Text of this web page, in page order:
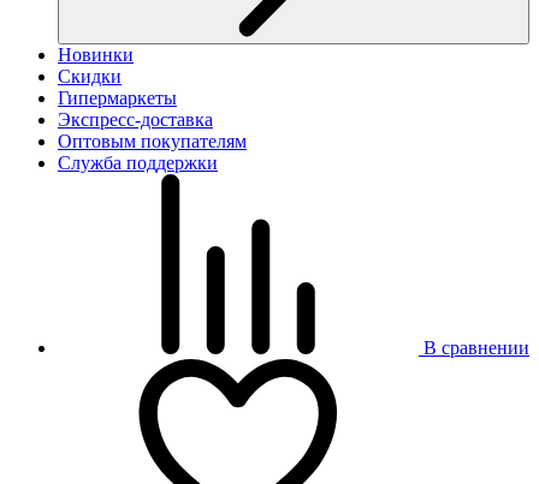
Новинки
Скидки
Гипермаркеты
Экспресс-доставка
Оптовым покупателям
Служба поддержки
В сравнении